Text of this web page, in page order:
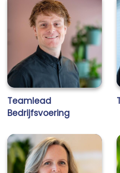
Teamlead
Bedrijfsvoering